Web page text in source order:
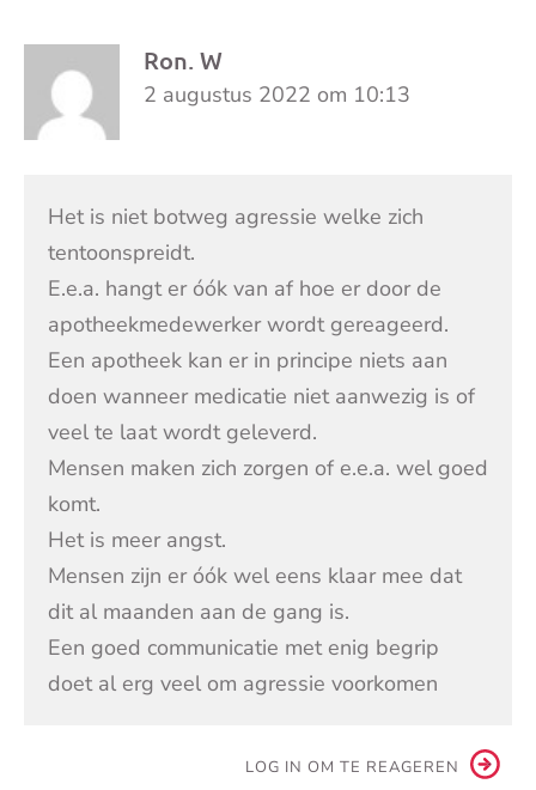
Ron. W
2 augustus 2022 om 10:13
Het is niet botweg agressie welke zich
tentoonspreidt.
E.e.a. hangt er óók van af hoe er door de
apotheekmedewerker wordt gereageerd.
Een apotheek kan er in principe niets aan
doen wanneer medicatie niet aanwezig is of
veel te laat wordt geleverd.
Mensen maken zich zorgen of e.e.a. wel goed
komt.
Het is meer angst.
Mensen zijn er óók wel eens klaar mee dat
dit al maanden aan de gang is.
Een goed communicatie met enig begrip
doet al erg veel om agressie voorkomen
LOG IN OM TE REAGEREN